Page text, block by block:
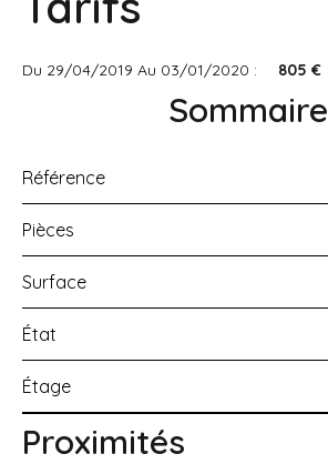
Du 29/04/2019 Au 03/01/2020 : 805 €
Sommaire
Référence
Pièces
Surface
État
Étage
Proximités